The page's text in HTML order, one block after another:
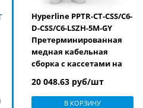
Hyperline PPTR-CT-CSS/C6-
D-CSS/C6-LSZH-5M-GY
Претерминированная
медная кабельная
сборка с кассетами на
6, LSZH, 5 м, цвет серый
20 048.63 руб/шт
В КОРЗИНУ